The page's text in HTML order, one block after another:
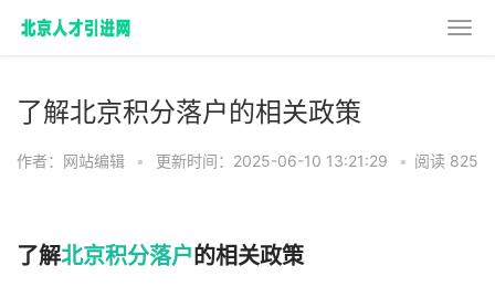
了解北京积分落户的相关政策
作者：网站编辑 • 更新时间：2025-06-10 13:21:29 • 阅读 825
了解北京积分落户的相关政策